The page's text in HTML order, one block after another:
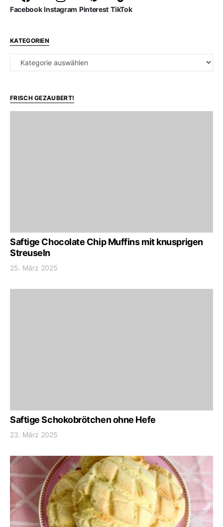
Facebook Instagram Pinterest TikTok
KATEGORIEN
Kategorien
FRISCH GEZAUBERT!
Saftige Chocolate Chip Muffins mit knusprigen
Streuseln
25. März 2025
Saftige Schokobrötchen ohne Hefe
23. März 2025